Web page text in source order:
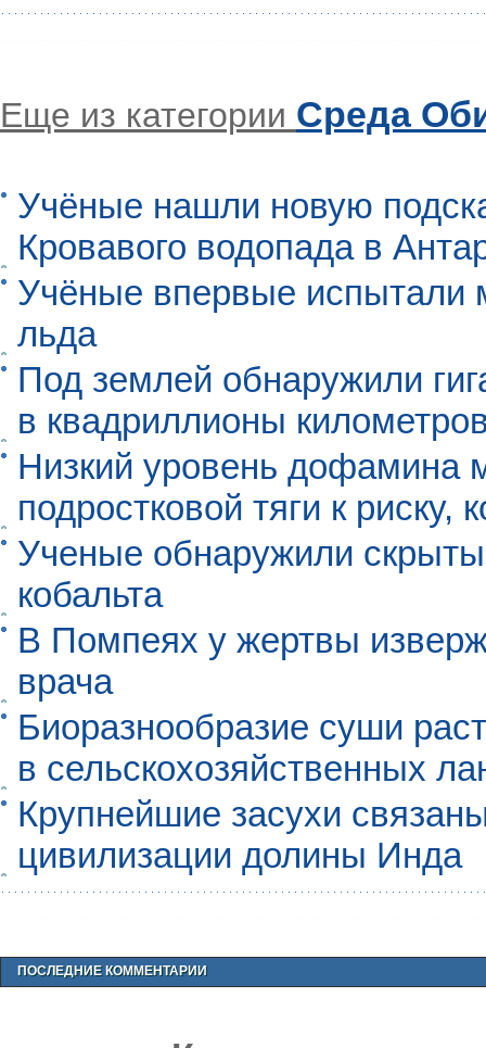
Еще из категории Среда
Учёные нашли новую
Кровавого водопада в
Учёные впервые испытали
льда
Под землей обнаружили
в квадриллионы
Низкий уровень дофамина
подростковой тяги к риску,
Ученые обнаружили
кобальта
В Помпеях у жертвы
врача
Биоразнообразие суши
в сельскохозяйственных
Крупнейшие засухи
цивилизации долины Инда
ПОСЛЕДНИЕ КОММЕНТАРИИ